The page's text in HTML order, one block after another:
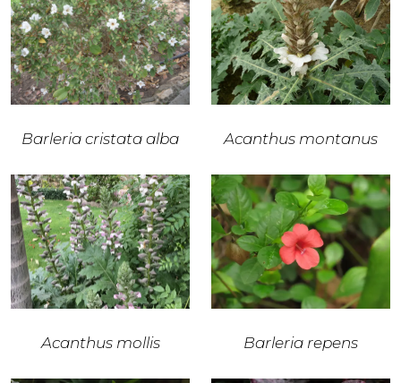
Barleria cristata alba Acanthus montanus
Acanthus mollis Barleria repens